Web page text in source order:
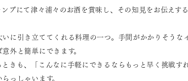
プにて津々浦々のお酒を賞味し、その知見をお伝えす
いに引き立ててくれる料理の一つ。手間がかかりそうな
外と簡単にできます。
きも、「こんなに手軽にできるならもっと早く挑戦す
っしゃいます。